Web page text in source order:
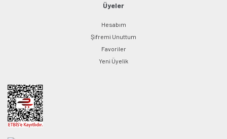
Üyeler
Hesabım
Şifremi Unuttum
Favoriler
Yeni Üyelik